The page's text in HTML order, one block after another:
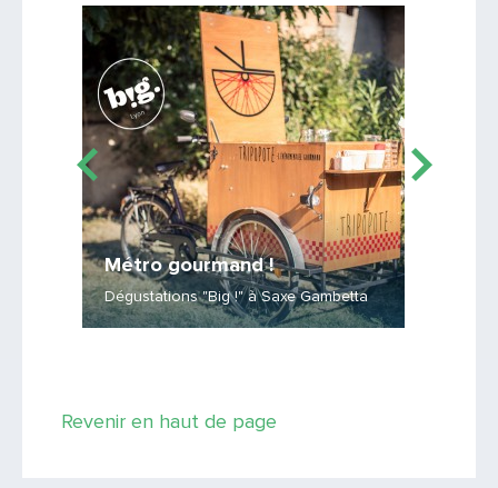
Message
Lire la suite
Métro gourmand !
Dégustations "Big !" à Saxe Gambetta
Revenir en haut de page